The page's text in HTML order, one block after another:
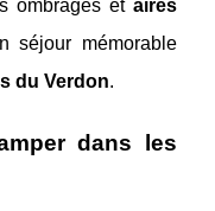
ombragés et aires
séjour mémorable
du Verdon.
dans les